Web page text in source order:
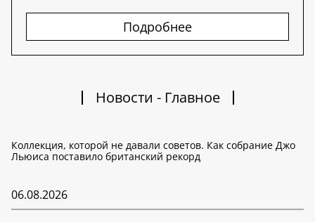
Подробнее
Новости - Главное
Коллекция, которой не давали советов. Как собрание Джо
Льюиса поставило британский рекорд
06.08.2026